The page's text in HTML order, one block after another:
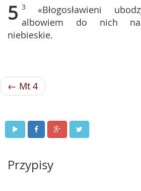
5 3 «Błogosławieni
albowiem do nich
niebieskie.
← Mt 4
Przypisy